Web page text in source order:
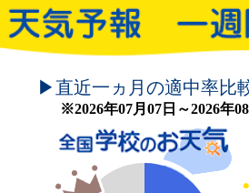
頑張れ！学校のお天気
▶直近一ヵ月の適中率比
※2026年07月07日～2026年